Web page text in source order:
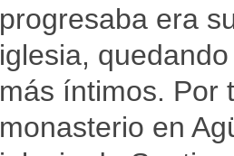
progresaba era
iglesia,
más íntimos. Por
monasterio en